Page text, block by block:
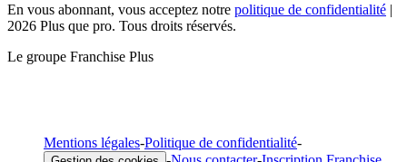
En vous abonnant, vous acceptez notre politique de confidentialité |
2026 Plus que pro. Tous droits réservés.
Le groupe Franchise Plus
Mentions légales-Politique de confidentialité-